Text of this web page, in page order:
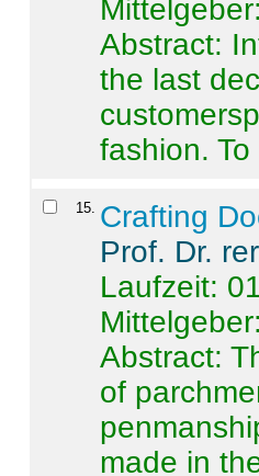
Abstract:
the last
fashion. To
15 Crafting
Prof. Dr.
Laufzeit:
Abstract:
of
made in